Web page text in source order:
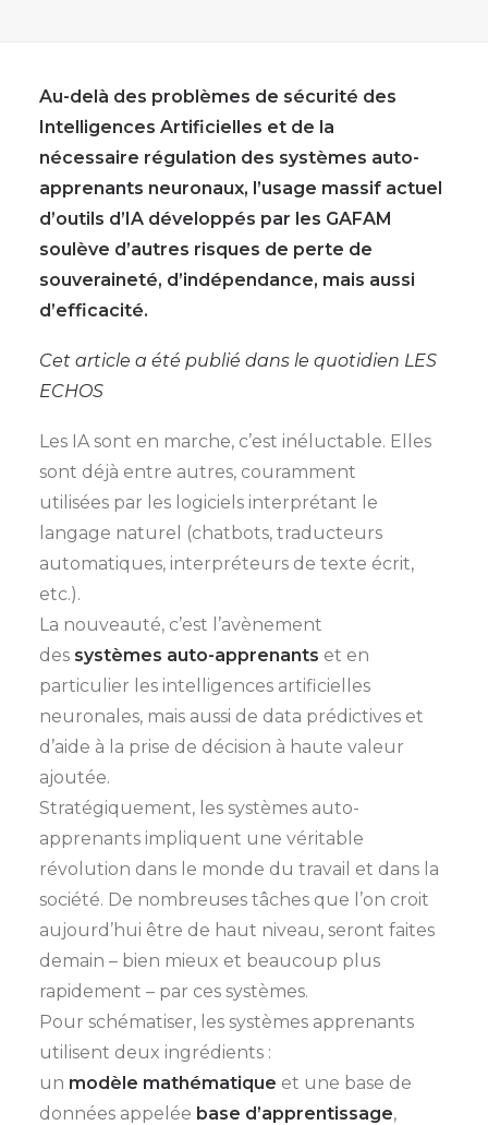
Au-delà des problèmes de sécurité des
Intelligences Artificielles et de la
nécessaire régulation des systèmes auto-
apprenants neuronaux, l’usage massif actuel
d’outils d’IA développés par les GAFAM
soulève d’autres risques de perte de
souveraineté, d’indépendance, mais aussi
d’efficacité.
Cet article a été publié dans le quotidien LES
ECHOS
Les IA sont en marche, c’est inéluctable. Elles
sont déjà entre autres, couramment
utilisées par les logiciels interprétant le
langage naturel (chatbots, traducteurs
automatiques, interpréteurs de texte écrit,
etc.).
La nouveauté, c’est l’avènement
des systèmes auto-apprenants et en
particulier les intelligences artificielles
neuronales, mais aussi de data prédictives et
d’aide à la prise de décision à haute valeur
ajoutée.
Stratégiquement, les systèmes auto-
apprenants impliquent une véritable
révolution dans le monde du travail et dans la
société. De nombreuses tâches que l’on croit
aujourd’hui être de haut niveau, seront faites
demain – bien mieux et beaucoup plus
rapidement – par ces systèmes.
Pour schématiser, les systèmes apprenants
utilisent deux ingrédients :
un modèle mathématique et une base de
données appelée base d’apprentissage,